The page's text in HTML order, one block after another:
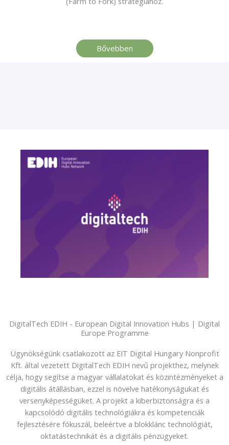
Bővebben
DigitalTech EDIH - European Digital Innovation Hubs | Digital
Europe Programme
Ügynökségünk csatlakozott az EIT Digital Hungary Nonprofit
Kft. által vezetett DigitalTech EDIH nevű projekthez, melynek
célja, hogy segítse a magyar vállalatokat és közintézményeket a
digitális átállásban, ezzel is növelve hatékonyságukat és
versenyképességüket. A projekt a kiberbiztonságra és a
kapcsolódó digitális technológiákra és kompetenciák
fejlesztésére fókuszál, beleértve a blokklánc technológiát,
oktatástechnikát és a digitális pénzügyeket.